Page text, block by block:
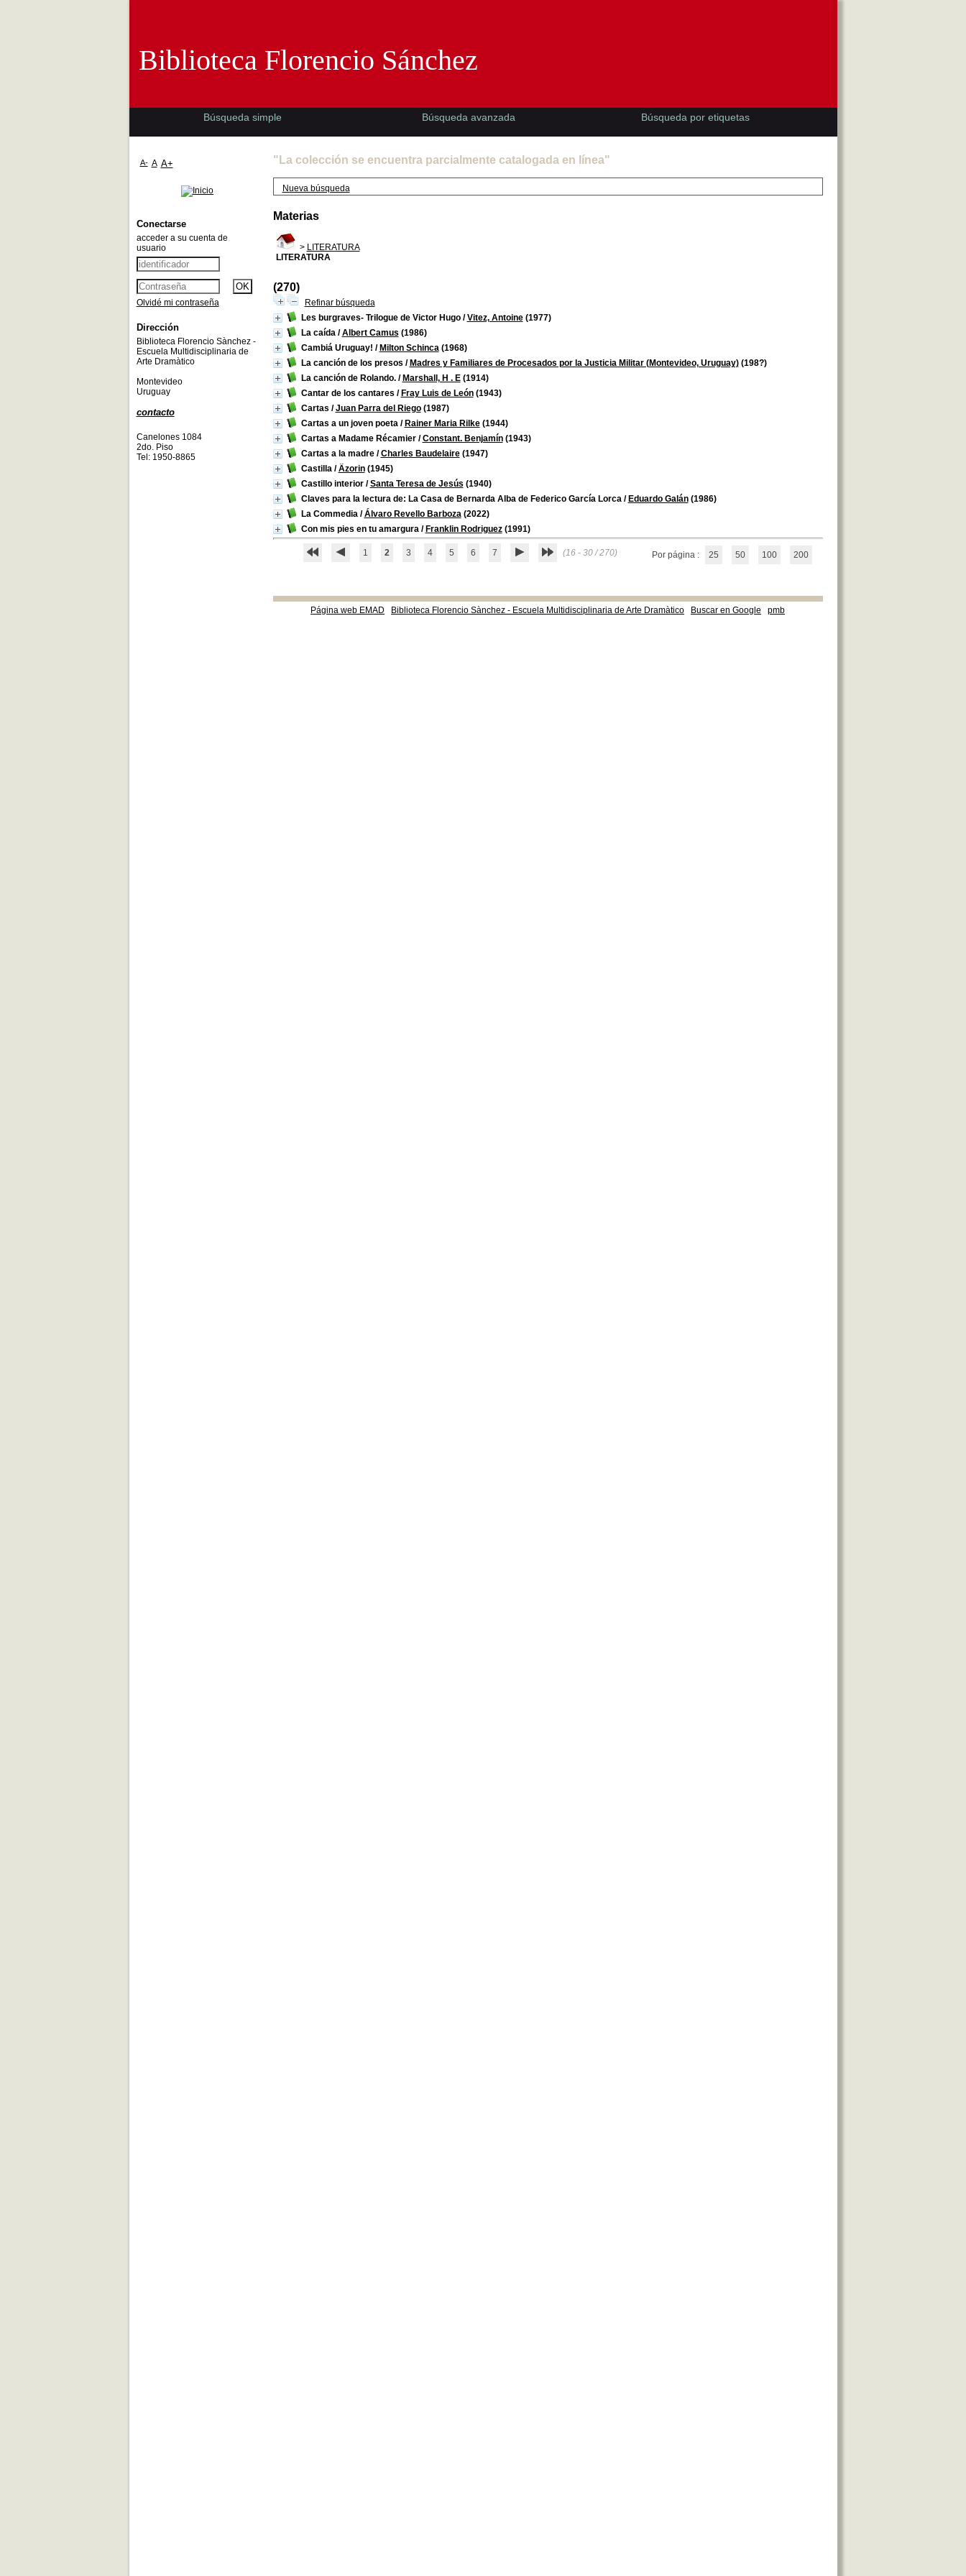
"La colección se encuentra parcialmente catalogada en línea"
Nueva búsqueda
Materias
> LITERATURA
LITERATURA
(270)
Refinar búsqueda
Les burgraves- Trilogue de Victor Hugo/Vitez, Antoine(1977)
La caída/Albert Camus (1986)
Cambiá Uruguay! / Milton Schinca(1968)
La canción de los presos / Madres y Familiares de Procesados por la Justicia Militar (Montevideo, Uruguay)(198?)
La canción de Rolando./ Marshall, H . E(1914)
Cantar de los cantares / Fray Luis de León(1943)
Cartas /Juan Parra del Riego(1987)
Cartas a un joven poeta/ Rainer Maria Rilke(1944)
Cartas a Madame Récamier/Constant. Benjamín(1943)
Cartas a la madre/Charles Baudelaire(1947)
Castilla/Äzorin(1945)
Castillo interior/Santa Teresa de Jesús (1940)
Claves para la lectura de: La Casa de Bernarda Alba de Federico García Lorca/ Eduardo Galán(1986)
La Commedia/Álvaro Revello Barboza(2022)
Con mis pies en tu amargura/ Franklin Rodriguez(1991)
1 2 3 4 5 6 7 (16 - 30 / 270) Por página : 25 50 100 200
Página web EMAD Biblioteca Florencio Sànchez - Escuela Multidisciplinaria de Arte Dramàtico Buscar en Google pmb
Biblioteca Florencio Sánchez
Búsqueda simple Búsqueda avanzada Búsqueda por etiquetas
A- A A+
Conectarse
acceder a su cuenta de
usuario
Olvidé mi contraseña
Dirección
Biblioteca Florencio Sànchez -
Escuela Multidisciplinaria de
Arte Dramàtico
Montevideo
Uruguay
contacto
Canelones 1084
2do. Piso
Tel: 1950-8865